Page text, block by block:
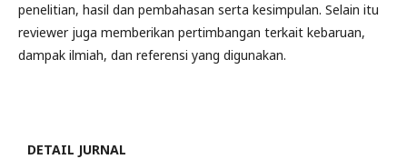
penelitian, hasil dan pembahasan serta kesimpulan. Selain itu
reviewer juga memberikan pertimbangan terkait kebaruan,
dampak ilmiah, dan referensi yang digunakan.
DETAIL JURNAL